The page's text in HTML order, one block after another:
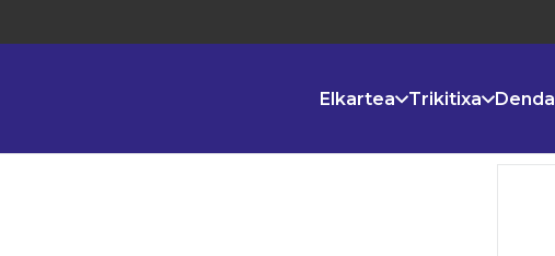
Elkartea Trikitixa Denda